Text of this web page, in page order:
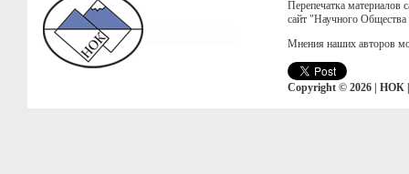
Перепечатка материалов
сайт "Научного
Мнения наших авторов
Copyright © 2026 | НОК